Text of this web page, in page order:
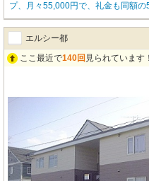
プ、月々55,000円で、礼金も同額
定ですので、もうすぐご案内可能
を抑えたい方に嬉しいポイント。
モートワークや趣味の時間も快適
独立洗面台も完備しており、水回り
グヒーター付きのキッチンでお料理
わっております。周辺にはツルハ
があり、日々のお買い物にとても
のホームセンター、八雲総合病院
歩圏内に揃っています。駐車場も1
をお持ちの方も安心です。快適な
さやⅢ」で、素敵な新生活をスター
5号室のものです。
エルシー都
ここ最近で140回 見られています！